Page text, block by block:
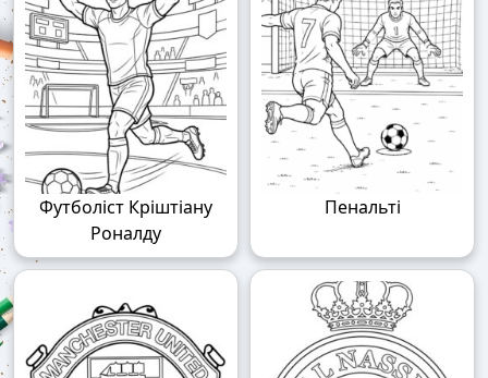
Футболіст Кріштіану
Роналду
Пенальті